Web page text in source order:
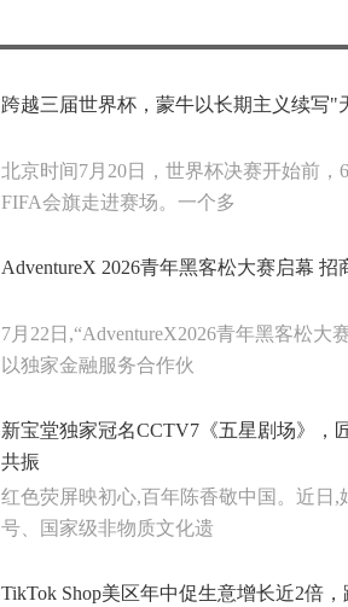
跨越三届世界杯，蒙牛以长期主义续写"
北京时间7月20日，世界杯决赛开始前
FIFA会旗走进赛场。一个多
AdventureX 2026青年黑客松大赛启幕
7月22日,“AdventureX2026青年黑客松大
以独家金融服务合作伙
新宝堂独家冠名CCTV7《五星剧场》，
共振
红色荧屏映初心,百年陈香敬中国。近日,
号、国家级非物质文化遗
TikTok Shop美区年中促生意增长近2倍